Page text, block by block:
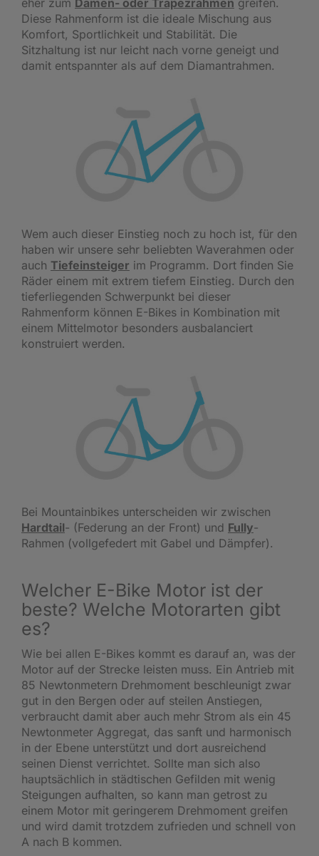
Diese Rahmenform ist die ideale Mischung aus
Komfort, Sportlichkeit und Stabilität. Die
Sitzhaltung ist nur leicht nach vorne geneigt und
damit entspannter als auf dem Diamantrahmen.
Wem auch dieser Einstieg noch zu hoch ist, für den
haben wir unsere sehr beliebten Waverahmen oder
auch Tiefeinsteiger im Programm. Dort finden Sie
Räder einem mit extrem tiefem Einstieg. Durch den
tieferliegenden Schwerpunkt bei dieser
Rahmenform können E-Bikes in Kombination mit
einem Mittelmotor besonders ausbalanciert
konstruiert werden.
Bei Mountainbikes unterscheiden wir zwischen
Hardtail- (Federung an der Front) und Fully-
Rahmen (vollgefedert mit Gabel und Dämpfer).
Welcher E-Bike Motor ist der
beste? Welche Motorarten gibt
es?
Wie bei allen E-Bikes kommt es darauf an, was der
Motor auf der Strecke leisten muss. Ein Antrieb mit
85 Newtonmetern Drehmoment beschleunigt zwar
gut in den Bergen oder auf steilen Anstiegen,
verbraucht damit aber auch mehr Strom als ein 45
Newtonmeter Aggregat, das sanft und harmonisch
in der Ebene unterstützt und dort ausreichend
seinen Dienst verrichtet. Sollte man sich also
hauptsächlich in städtischen Gefilden mit wenig
Steigungen aufhalten, so kann man getrost zu
einem Motor mit geringerem Drehmoment greifen
und wird damit trotzdem zufrieden und schnell von
A nach B kommen.